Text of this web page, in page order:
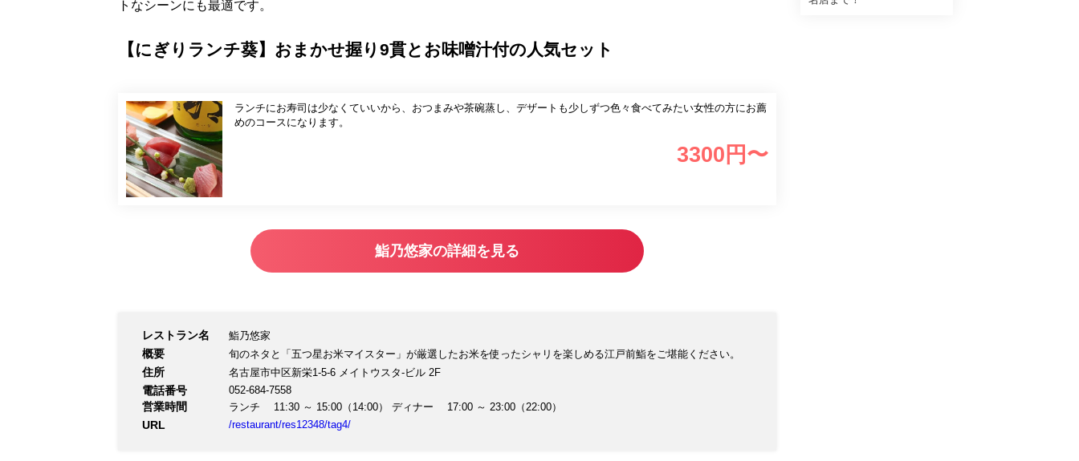
トなシーンにも最適です。
【にぎりランチ葵】おまかせ握り9貫とお味噌汁付の人気セット
ランチにお寿司は少なくていいから、おつまみや茶碗蒸し、デザートも少しずつ色々食べてみたい女性の方にお薦
めのコースになります。
3300 円〜
鮨乃悠家の詳細を見る
レストラン名 鮨乃悠家
概要 旬のネタと「五つ星お米マイスター」が厳選したお米を使ったシャリを楽しめる江戸前鮨をご堪能ください。
住所 名古屋市中区新栄1-5-6 メイトウスタ-ビル 2F
電話番号 052-684-7558
営業時間 ランチ 11:30 ～ 15:00（14:00） ディナー 17:00 ～ 23:00（22:00）
URL /restaurant/res12348/tag4/